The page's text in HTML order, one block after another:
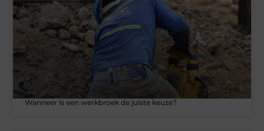
Wanneer is een werkbroek de juiste keuze?